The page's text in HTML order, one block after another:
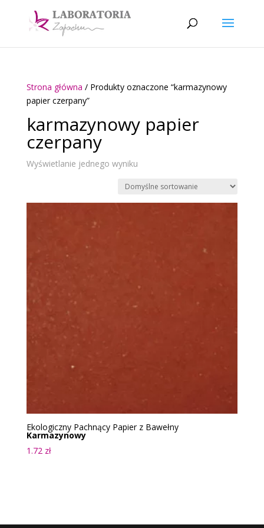
Strona główna / Produkty oznaczone “karmazynowy
papier czerpany”
karmazynowy papier
czerpany
Wyświetlanie jednego wyniku
Ekologiczny Pachnący Papier z Bawełny
Karmazynowy
1.72 zł